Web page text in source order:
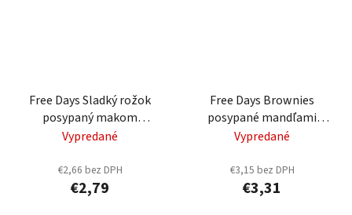
Free Days Sladký rožok
posypaný makom
bezglutén.,
Vypredané
€2,66 bez DPH
€2,79
Free Days Brownies
posypané mandľami
bezgluténový 150g
Vypredané
€3,15 bez DPH
€3,31